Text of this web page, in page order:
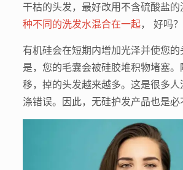
干枯的头发，最好改用不含硫酸盐
种不同的洗发水混合在一起， 好吗？
有机硅会在短期内增加光泽并使您的
是，您的毛囊会被硅胶堆积物堵塞。
移，掉的头发越来越多。这是很多
涤错误。因此，无硅护发产品也是必